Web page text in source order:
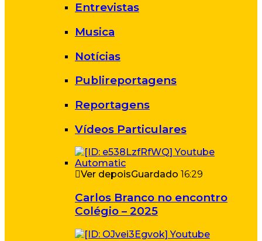
Entrevistas
Musica
Notícias
Publireportagens
Reportagens
Vídeos Particulares
Ver depoisGuardado 16:29
Carlos Branco no encontro
Colégio – 2025